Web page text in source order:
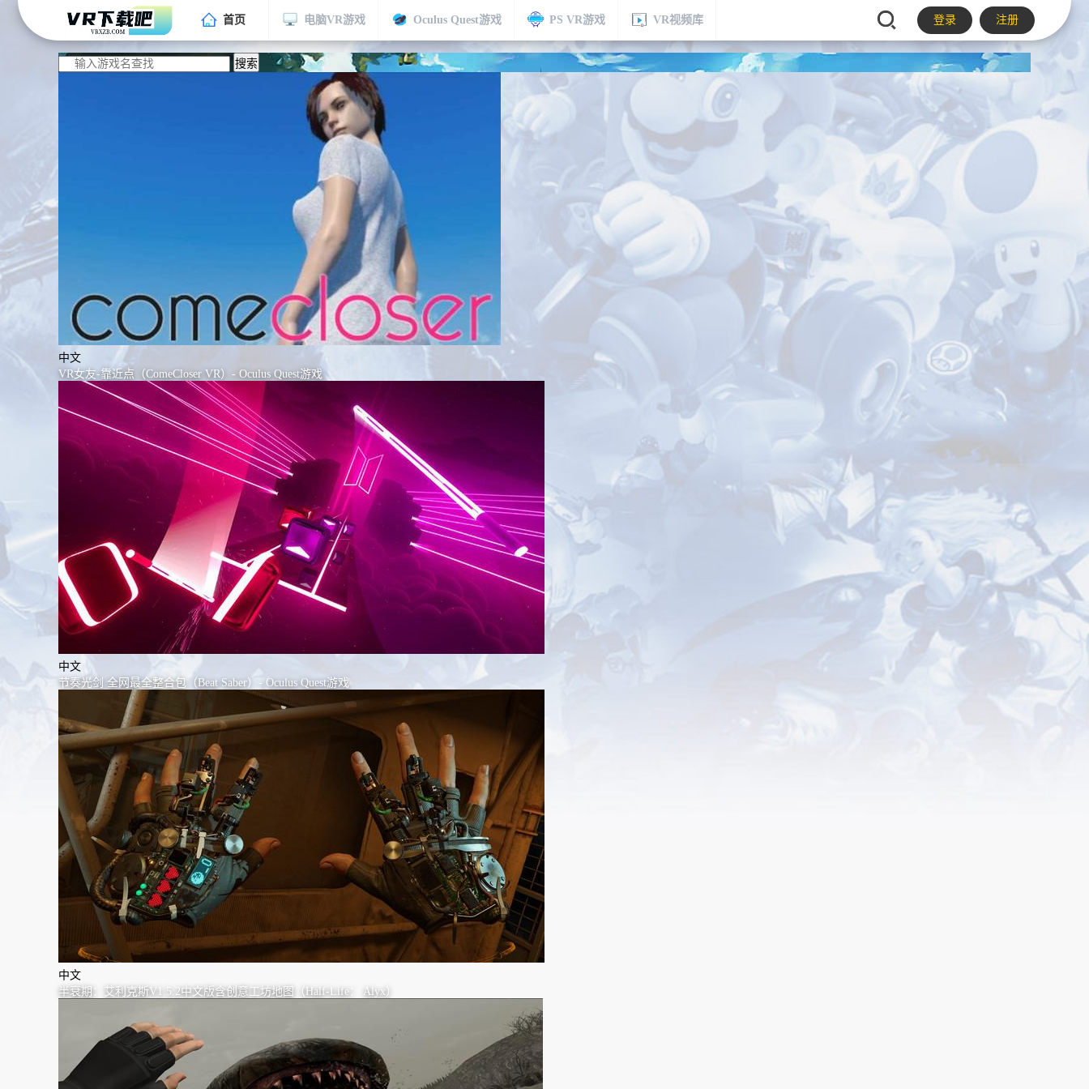
首页 电脑VR游戏 Oculus Quest游戏 PS VR游戏 VR视频库 登录 注册
搜索
中文
VR女友-靠近点（ComeCloser VR）- Oculus Quest游戏
中文
节奏光剑 全网最全整合包（Beat Saber）- Oculus Quest游戏
中文
半衰期：艾利克斯V1.5.2中文版含创意工坊地图（Half-Life： Alyx）